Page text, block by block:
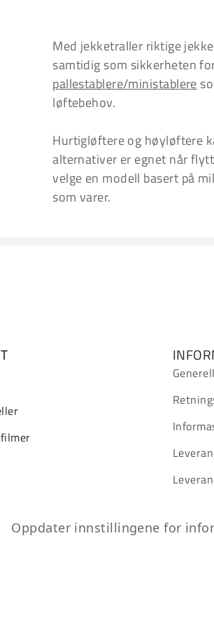
Med jekketraller riktige
samtidig som sikkerheten
pallestablere/ministablere
løftebehov.
Hurtigløftere og høyløftere
alternativer er egnet når
velge en modell basert på
som varer.
Oppdater innstillingene for